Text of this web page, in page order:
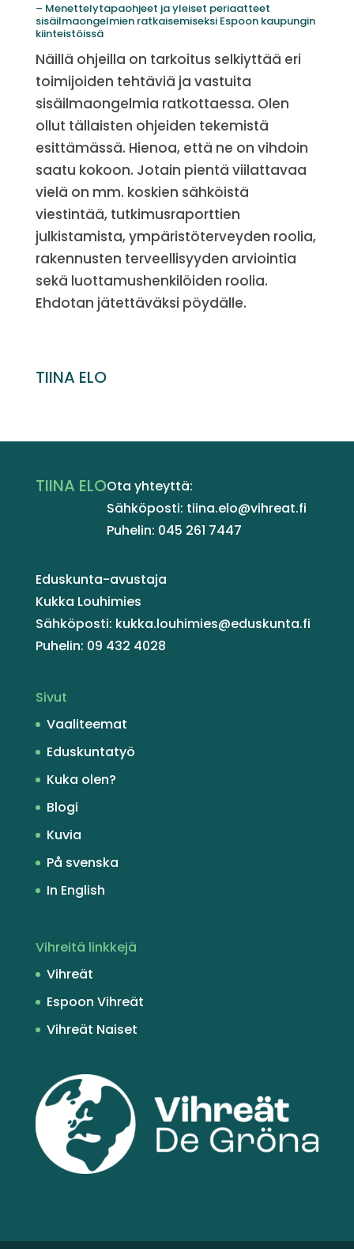
– Menettelytapaohjeet ja yleiset periaatteet
sisäilmaongelmien ratkaisemiseksi Espoon kaupungin
kiinteistöissä
Näillä ohjeilla on tarkoitus selkiyttää eri
toimijoiden tehtäviä ja vastuita
sisäilmaongelmia ratkottaessa. Olen
ollut tällaisten ohjeiden tekemistä
esittämässä. Hienoa, että ne on vihdoin
saatu kokoon. Jotain pientä viilattavaa
vielä on mm. koskien sähköistä
viestintää, tutkimusraporttien
julkistamista, ympäristöterveyden roolia,
rakennusten terveellisyyden arviointia
sekä luottamushenkilöiden roolia.
Ehdotan jätettäväksi pöydälle.
TIINA ELO
TIINA ELOOta yhteyttä:
Sähköposti: tiina.elo@vihreat.fi
Puhelin: 045 261 7447
Eduskunta-avustaja
Kukka Louhimies
Sähköposti: kukka.louhimies@eduskunta.fi
Puhelin: 09 432 4028
Sivut
Vaaliteemat
Eduskuntatyö
Kuka olen?
Blogi
Kuvia
På svenska
In English
Vihreitä linkkejä
Vihreät
Espoon Vihreät
Vihreät Naiset